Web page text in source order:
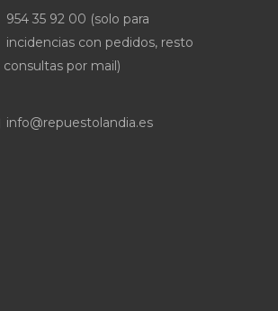
954 35 92 00 (solo para
incidencias con pedidos, resto
consultas por mail)
info@repuestolandia.es